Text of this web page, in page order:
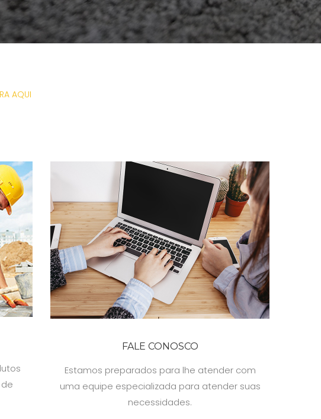
AQUI
FALE CONOSCO
Estamos preparados para lhe atender com
uma equipe especializada para atender suas
necessidades.